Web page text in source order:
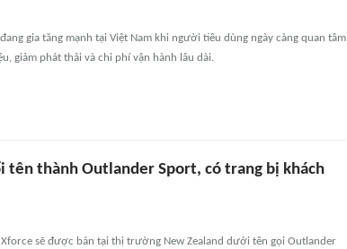
gia tăng mạnh tại Việt Nam khi người tiêu dùng ngày càng quan tâm
giảm phát thải và chi phí vận hành lâu dài.
tên thành Outlander Sport, có trang bị khách
sẽ được bán tại thị trường New Zealand dưới tên gọi Outlander